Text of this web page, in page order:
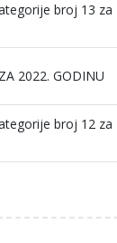
broj 13 za
2022. GODINU
broj 12 za